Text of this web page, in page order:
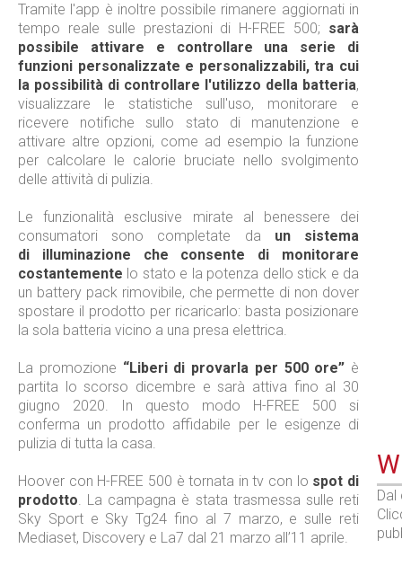
Tramite l'app è inoltre possibile rimanere aggiornati in
tempo reale sulle prestazioni di H-FREE 500; sarà
possibile attivare e controllare una serie di
funzioni personalizzate e personalizzabili, tra cui
la possibilità di controllare l'utilizzo della batteria,
visualizzare le statistiche sull'uso, monitorare e
ricevere notifiche sullo stato di manutenzione e
attivare altre opzioni, come ad esempio la funzione
per calcolare le calorie bruciate nello svolgimento
delle attività di pulizia.
Le funzionalità esclusive mirate al benessere dei
consumatori sono completate da un sistema
di illuminazione che consente di monitorare
costantemente lo stato e la potenza dello stick e da
un battery pack rimovibile, che permette di non dover
spostare il prodotto per ricaricarlo: basta posizionare
la sola batteria vicino a una presa elettrica.
La promozione “Liberi di provarla per 500 ore” è
partita lo scorso dicembre e sarà attiva fino al 30
giugno 2020. In questo modo H-FREE 500 si
conferma un prodotto affidabile per le esigenze di
pulizia di tutta la casa.
Hoover con H-FREE 500 è tornata in tv con lo spot di
prodotto. La campagna è stata trasmessa sulle reti
Sky Sport e Sky Tg24 fino al 7 marzo, e sulle reti
Mediaset, Discovery e La7 dal 21 marzo all’11 aprile.